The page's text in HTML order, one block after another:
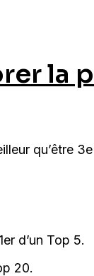
la
qu’être
d’un Top 5.
20.